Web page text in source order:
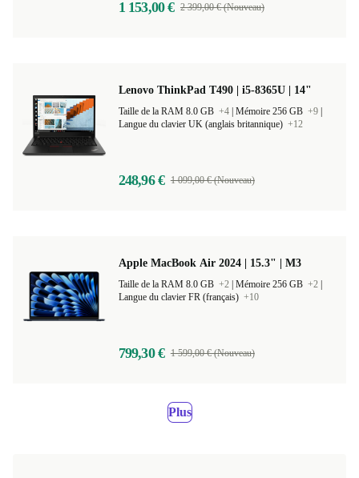
1 153,00 € 2 399,00 € (Nouveau)
Lenovo ThinkPad T490 | i5-8365U | 14"
Taille de la RAM 8.0 GB +4 Mémoire 256 GB +9
Langue du clavier UK (anglais britannique) +12
248,96 € 1 099,00 € (Nouveau)
Apple MacBook Air 2024 | 15.3" | M3
Taille de la RAM 8.0 GB +2 Mémoire 256 GB +2
Langue du clavier FR (français) +10
799,30 € 1 599,00 € (Nouveau)
Plus